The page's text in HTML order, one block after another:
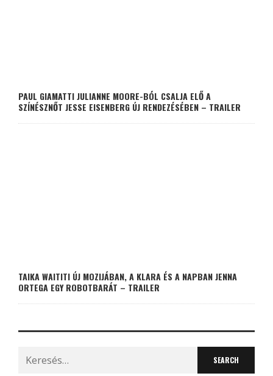
PAUL GIAMATTI JULIANNE MOORE-BÓL CSALJA ELŐ A
SZÍNÉSZNŐT JESSE EISENBERG ÚJ RENDEZÉSÉBEN – TRAILER
TAIKA WAITITI ÚJ MOZIJÁBAN, A KLARA ÉS A NAPBAN JENNA
ORTEGA EGY ROBOTBARÁT – TRAILER
Search
for: